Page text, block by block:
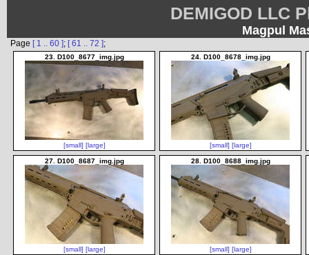
DEMIGOD LLC
Magpul
Page [ 1 .. 60 ]; [ 61 .. 72 ];
23. D100_8677_img.jpg
[small] [large]
24. D100_8678_img.jpg
[small] [large]
27. D100_8687_img.jpg
[small] [large]
28. D100_8688_img.jpg
[small] [large]